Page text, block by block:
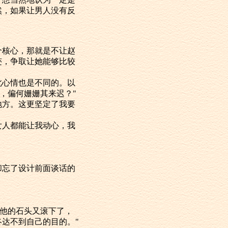
如果让男人没有反
心，那就是不让赵
争取让她能够比较
情也是不同的。以
偏何姗姗其来迟？"
。这更坚定了我要
都能让我动心，我
了设计前面谈话的
石头又滚下了，
不到自己的目的。"